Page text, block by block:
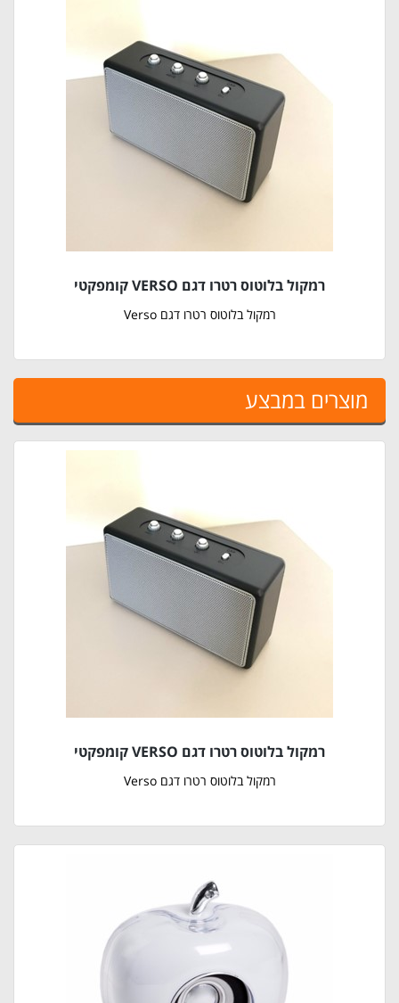
רמקול בלוטוס רטרו דגם VERSO קומפקטי
רמקול בלוטוס רטרו דגם Verso
מוצרים במבצע
רמקול בלוטוס רטרו דגם VERSO קומפקטי
רמקול בלוטוס רטרו דגם Verso